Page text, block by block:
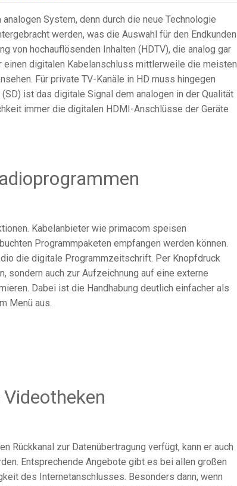
System, denn durch die neue Technologie
werden, was die Auswahl für den Endkunden
von hochauflösenden Inhalten (HDTV), die analog gar
einen digitalen Kabelanschluss mittlerweile die meisten
Für private TV-Kanäle in HD muss hingegen
ist das digitale Signal dem analogen in der Qualität
immer die digitalen HDMI-Anschlüsse der Geräte
Kabelanbieter wie primacom speisen
Programmpaketen empfangen werden können.
die digitale Programmzeitschrift. Per Knopfdruck
sondern auch zur Aufzeichnung auf eine externe
Dabei ist die Handhabung deutlich einfacher als
Menü aus.
Rückkanal zur Datenübertragung verfügt, kann er auch
Entsprechende Angebote gibt es bei allen großen
des Internetanschlusses. Besonders dann, wenn